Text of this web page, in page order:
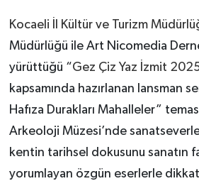
Kocaeli İl Kültür ve Turizm
Müdürlüğü ile Art Nicomedia
yürüttüğü “Gez Çiz Yaz İzmit
kapsamında hazırlanan lansman
Hafıza Durakları Mahalleler”
Arkeoloji Müzesi’nde
kentin tarihsel dokusunu sanatın
yorumlayan özgün eserlerle